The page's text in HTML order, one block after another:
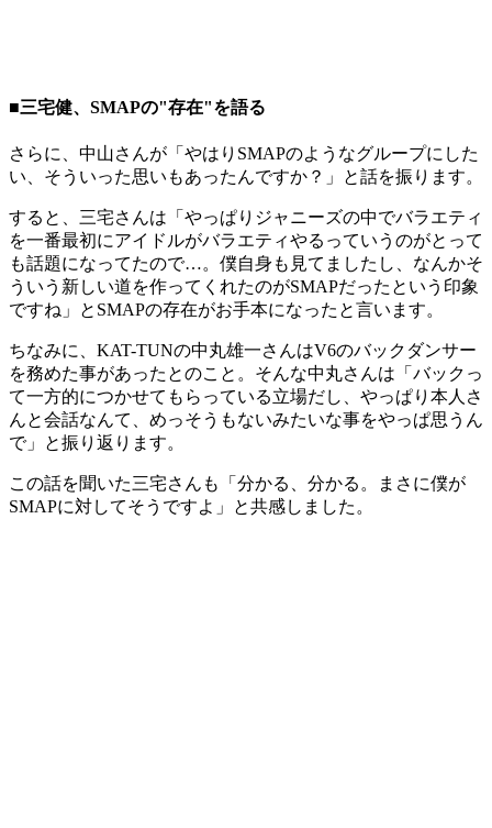
■三宅健、SMAPの"存在"を語る
さらに、中山さんが「やはりSMAPのようなグループにした
い、そういった思いもあったんですか？」と話を振ります。
すると、三宅さんは「やっぱりジャニーズの中でバラエティ
を一番最初にアイドルがバラエティやるっていうのがとって
も話題になってたので…。僕自身も見てましたし、なんかそ
ういう新しい道を作ってくれたのがSMAPだったという印象
ですね」とSMAPの存在がお手本になったと言います。
ちなみに、KAT-TUNの中丸雄一さんはV6のバックダンサー
を務めた事があったとのこと。そんな中丸さんは「バックっ
て一方的につかせてもらっている立場だし、やっぱり本人さ
んと会話なんて、めっそうもないみたいな事をやっぱ思うん
で」と振り返ります。
この話を聞いた三宅さんも「分かる、分かる。まさに僕が
SMAPに対してそうですよ」と共感しました。